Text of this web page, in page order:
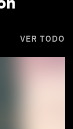
VER TODO